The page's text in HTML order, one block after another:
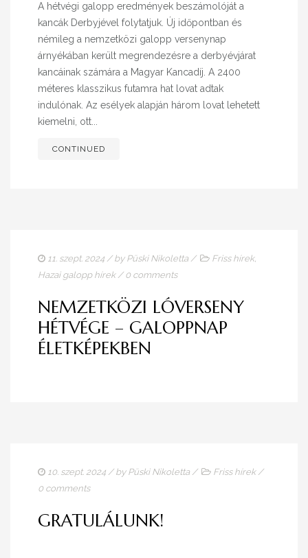
A hétvégi galopp eredmények beszámolóját a
kancák Derbyjével folytatjuk. Új időpontban és
némileg a nemzetközi galopp versenynap
árnyékában került megrendezésre a derbyévjárat
kancáinak számára a Magyar Kancadíj. A 2400
méteres klasszikus futamra hat lovat adtak
indulónak. Az esélyek alapján három lovat lehetett
kiemelni, ott...
CONTINUED
11. szept. 2024 / by Püski Nikoletta / Friss hírek,
Hazai galopp hírek/ 0 comments
NEMZETKÖZI LÓVERSENY
HÉTVÉGE – GALOPPNAP
ÉLETKÉPEKBEN
10. szept. 2024 / by Püski Nikoletta / Friss hírek/
0 comments
GRATULÁLUNK!